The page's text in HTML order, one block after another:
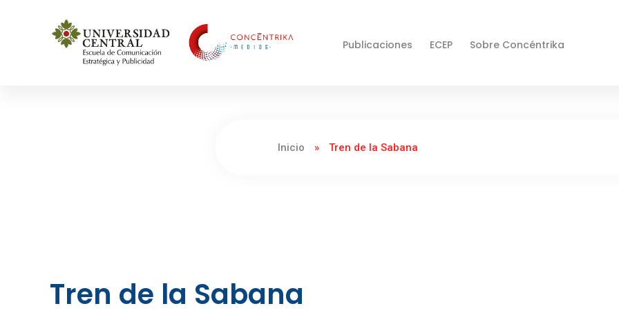
Publicaciones ECEP Sobre Concéntrika
Inicio » Tren de la Sabana
Tren de la Sabana